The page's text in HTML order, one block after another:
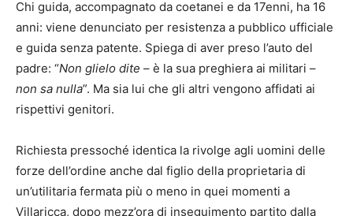
Chi guida, accompagnato da coetanei e da 17enni, ha 16
anni: viene denunciato per resistenza a pubblico ufficiale
e guida senza patente. Spiega di aver preso l’auto del
padre: “Non glielo dite – è la sua preghiera ai militari –
non sa nulla”. Ma sia lui che gli altri vengono affidati ai
rispettivi genitori.
Richiesta pressoché identica la rivolge agli uomini delle
forze dell’ordine anche dal figlio della proprietaria di
un’utilitaria fermata più o meno in quei momenti a
Villaricca, dopo mezz’ora di inseguimento partito dalla